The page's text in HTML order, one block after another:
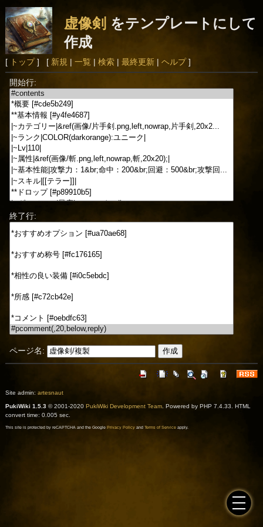
虚像剣 をテンプレートにして
作成
[ トップ] [ 新規 | 一覧 | 検索| 最終更新| ヘルプ]
開始行:
終了行:
ページ名:
Site admin: artesnaut
PukiWiki 1.5.3© 2001-2020 PukiWiki Development Team. Powered by PHP 7.4.33. HTML
convert time: 0.005 sec.
This site is protected by reCAPTCHA and the Google Privacy Policyand Terms of Serviceapply.